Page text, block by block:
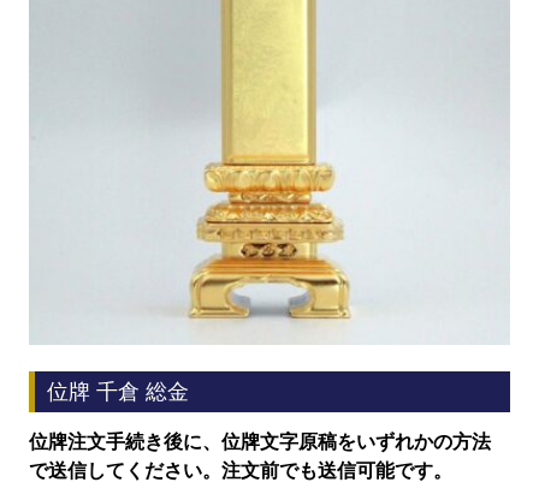
位牌 千倉 総金
位牌注文手続き後に、位牌文字原稿をいずれかの方法
で送信してください。注文前でも送信可能です。